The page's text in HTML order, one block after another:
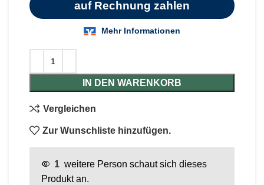
IN DEN WARENKORB
Vergleichen
Zur Wunschliste hinzufügen.
1 weitere Person schaut sich dieses
Produkt an.